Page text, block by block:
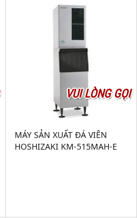
VUI LÒNG GỌI
MÁY SẢN XUẤT ĐÁ VIÊN
HOSHIZAKI KM-515MAH-E